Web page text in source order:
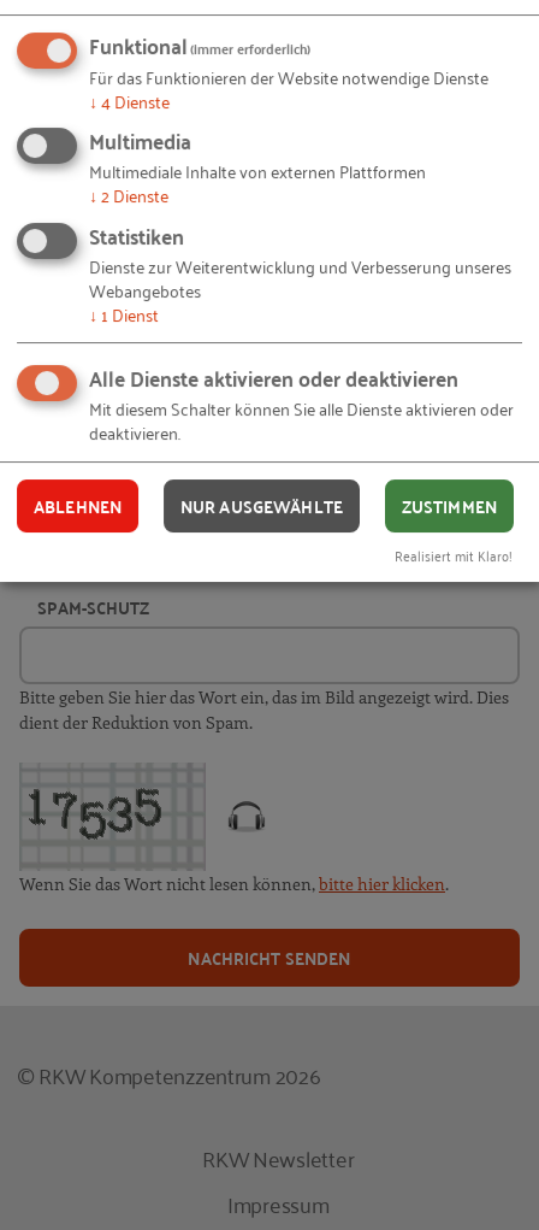
NACHRICHT
Ja, ich möchte eine Kopie der Nachricht erhalten.
Ja, ich stimme zu, dass das RKW
Kompetenzzentrum meine persönlichen Daten zur
Kontaktaufnahme verwendet. Meine Einwilligung
Zukunft per Mail anwiderruf@rkw.dewiderrufen
werden. Ferner habe ich dieDatenschutzerklärung
SPAM-SCHUTZ
Bitte geben Sie hier das Wort ein, das im Bild angezeigt wird. Dies
dient der Reduktion von Spam.
Wenn Sie das Wort nicht lesen können,bitte hier klicken.
NACHRICHT SENDEN
© RKW Kompetenzzentrum 2026
RKW Newsletter
Impressum
Funktional(immer erforderlich)
Für das Funktionieren der Website notwendige Dienste
↓ 4Dienste
Multimedia
Multimediale Inhalte von externen Plattformen
↓ 2Dienste
Statistiken
Dienste zur Weiterentwicklung und Verbesserung unseres
Webangebotes
↓ 1 Dienst
Alle Dienste aktivieren oder deaktivieren
Mit diesem Schalter können Sie alle Dienste aktivieren oder
deaktivieren.
ABLEHNEN NUR AUSGEWÄHLTE ZUSTIMMEN
Realisiert mit Klaro!